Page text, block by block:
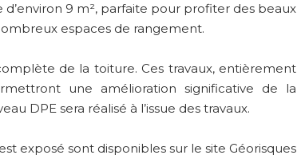
9 m², parfaite pour profiter des beaux
espaces de rangement.
de la toiture. Ces travaux, entièrement
une amélioration significative de la
DPE sera réalisé à l’issue des travaux.
exposé sont disponibles sur le site Géorisques